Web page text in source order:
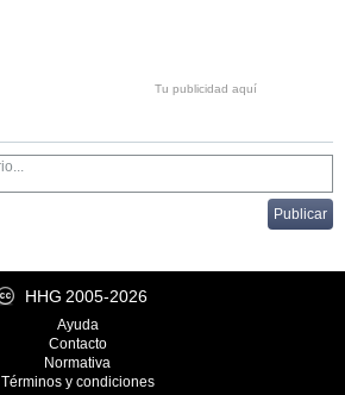
Tu publicidad aquí
HHG 2005-2026
Ayuda
Contacto
Normativa
Términos y condiciones